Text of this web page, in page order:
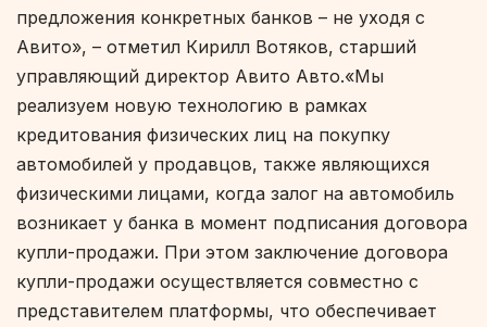
предложения конкретных банков – не уходя с
Авито», – отметил Кирилл Вотяков, старший
управляющий директор Авито Авто.«Мы
реализуем новую технологию в рамках
кредитования физических лиц на покупку
автомобилей у продавцов, также являющихся
физическими лицами, когда залог на автомобиль
возникает у банка в момент подписания договора
купли-продажи. При этом заключение договора
купли-продажи осуществляется совместно с
представителем платформы, что обеспечивает